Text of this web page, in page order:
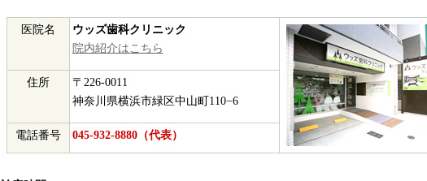
医院名
ウッズ歯科クリニック
院内紹介はこちら
住所
〒226-0011
神奈川県横浜市緑区中山町110−6
電話番号 045-932-8880‎（代表）